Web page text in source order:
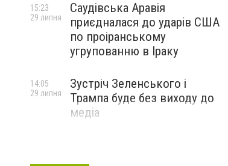
Саудівська Аравія
приєдналася до ударів США
по проіранському
угрупованню в Іраку
15:23
29 липня
Зустріч Зеленського і
Трампа буде без виходу до
медіа
14:05
29 липня